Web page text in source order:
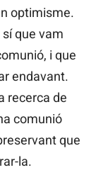
optimisme.
que vam
i que
endavant.
recerca de
comunió
que
la.